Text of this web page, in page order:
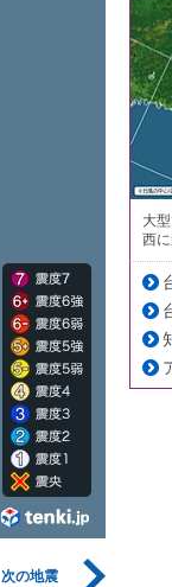
次の地震
大
西